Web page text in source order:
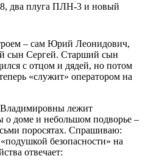
два плуга ПЛН-3 и новый
– сам Юрий Леонидович,
сын Сергей. Старший сын
с отцом и дядей, но потом
«служит» оператором на
лежит
о доме и небольшом подворье –
поросятах. Спрашиваю:
безопасности» на
отвечает: